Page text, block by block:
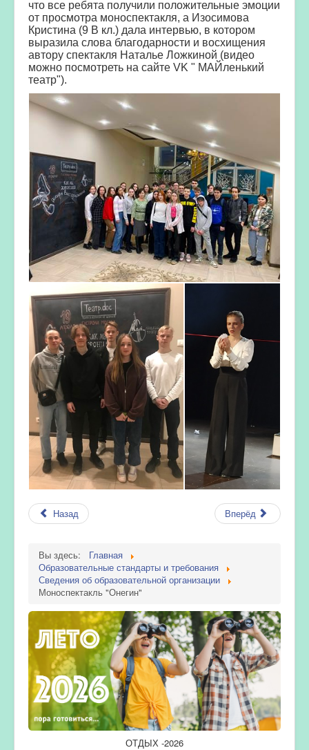
что все ребята получили положительные эмоции
от просмотра моноспектакля, а Изосимова
Кристина (9 В кл.) дала интервью, в котором
выразила слова благодарности и восхищения
автору спектакля Наталье Ложкиной (видео
можно посмотреть на сайте VK " МАЙленький
театр").
Назад Вперёд
Вы здесь:
Главная
Образовательные стандарты и требования
Сведения об образовательной организации
Моноспектакль "Онегин"
ОТДЫХ -2026